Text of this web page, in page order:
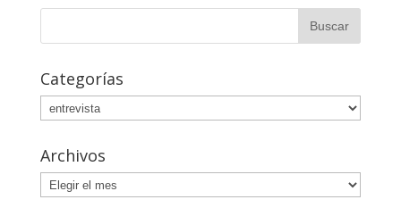
Categorías
Categorías
Archivos
Archivos